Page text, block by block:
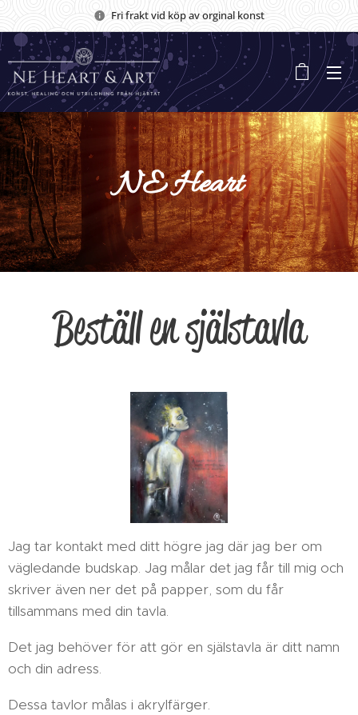
Fri frakt vid köp av orginal konst
NE Heart
Beställ en själstavla
Jag tar kontakt med ditt högre jag där jag ber om
vägledande budskap. Jag målar det jag får till mig och
skriver även ner det på papper, som du får
tillsammans med din tavla.
Det jag behöver för att gör en själstavla är ditt namn
och din adress.
Dessa tavlor målas i akrylfärger.